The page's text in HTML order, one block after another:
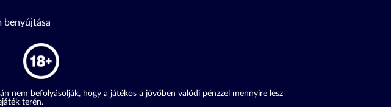
benyújtása
nem befolyásolják, hogy a játékos a jövőben valódi pénzzel mennyire lesz
terén.